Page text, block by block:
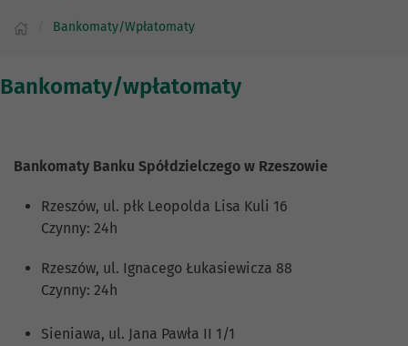
Bankomaty/Wpłatomaty
Bankomaty/wpłatomaty
Bankomaty Banku Spółdzielczego w Rzeszowie
Rzeszów, ul. płk Leopolda Lisa Kuli 16
Czynny: 24h
Rzeszów, ul. Ignacego Łukasiewicza 88
Czynny: 24h
Sieniawa, ul. Jana Pawła II 1/1